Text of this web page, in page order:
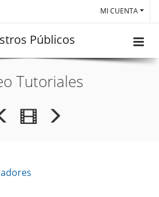
MI CUENTA
Públicos
Tutoriales